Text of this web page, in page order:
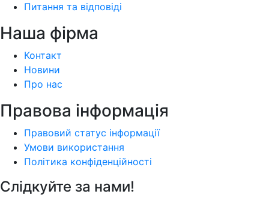
Питання та відповіді
Наша фiрма
Контакт
Новини
Про нас
Правова інформація
Правовий статус інформації
Умови використання
Політика конфіденційності
Слідкуйте за нами!